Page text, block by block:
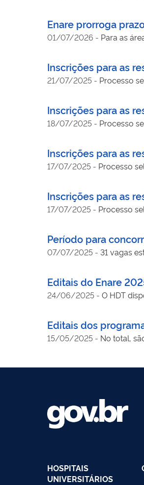
Enare prorroga
01/07/2026 - Para as
Inscrições para as
21/07/2025 - Processo
Inscrições para as
18/07/2025 - Processo
Inscrições para as
17/07/2025 - Processo
Inscrições para as
17/07/2025 - Processo
Período para
07/07/2025 - 31 vagas
Editais do Enare
24/06/2025 - O HDT
Editais dos
15/05/2025 - No total,
HOSPITAIS
UNIVERSITÁRIOS